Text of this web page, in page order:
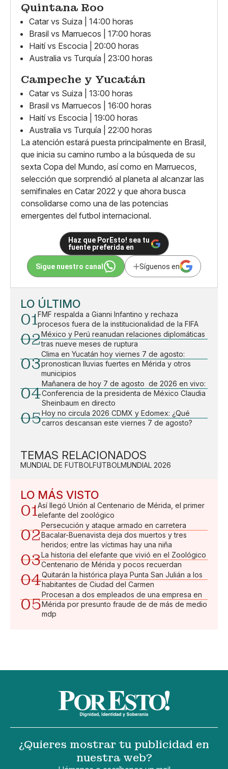
Quintana Roo
Catar vs Suiza | 14:00 horas
Brasil vs Marruecos | 17:00 horas
Haití vs Escocia | 20:00 horas
Australia vs Turquía | 23:00 horas
Campeche y Yucatán
Catar vs Suiza | 13:00 horas
Brasil vs Marruecos | 16:00 horas
Haití vs Escocia | 19:00 horas
Australia vs Turquía | 22:00 horas
La atención estará puesta principalmente en Brasil,
que inicia su camino rumbo a la búsqueda de su
sexta Copa del Mundo, así como en Marruecos,
selección que sorprendió al planeta al alcanzar las
semifinales en Catar 2022 y que ahora busca
consolidarse como una de las potencias
emergentes del futbol internacional.
Haz que PorEsto! sea tu
fuente preferida en
Sigue nuestro canal Síguenos en
LO ÚLTIMO
01FMF respalda a Gianni Infantino y rechaza
procesos fuera de la institucionalidad de la FIFA
02México y Perú reanudan relaciones diplomáticas
tras nueve meses de ruptura
03
Clima en Yucatán hoy viernes 7 de agosto:
pronostican lluvias fuertes en Mérida y otros
municipios
04
Mañanera de hoy 7 de agosto de 2026 en vivo:
Conferencia de la presidenta de México Claudia
Sheinbaum en directo
05Hoy no circula 2026 CDMX y Edomex: ¿Qué
carros descansan este viernes 7 de agosto?
TEMAS RELACIONADOS
MUNDIAL DE FUTBOLFUTBOLMUNDIAL 2026
LO MÁS VISTO
01Así llegó Unión al Centenario de Mérida, el primer
elefante del zoológico
02
Persecución y ataque armado en carretera
Bacalar-Buenavista deja dos muertos y tres
heridos; entre las víctimas hay una niña
03La historia del elefante que vivió en el Zoológico
Centenario de Mérida y pocos recuerdan
04Quitarán la histórica playa Punta San Julián a los
habitantes de Ciudad del Carmen
05
Procesan a dos empleados de una empresa en
Mérida por presunto fraude de de más de medio
mdp
¿Quieres mostrar tu publicidad en
nuestra web?